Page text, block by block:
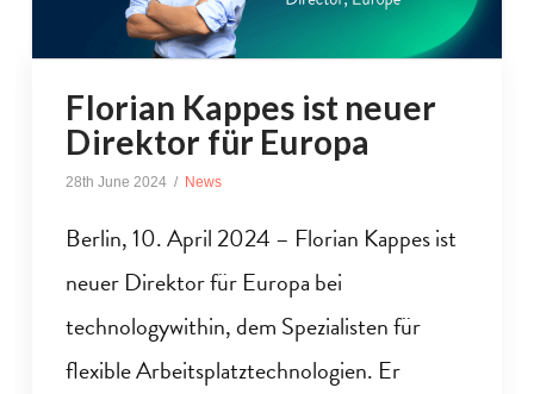
Florian Kappes ist neuer
Direktor für Europa
28th June 2024 News
Berlin, 10. April 2024 – Florian Kappes ist
neuer Direktor für Europa bei
technologywithin, dem Spezialisten für
flexible Arbeitsplatztechnologien. Er